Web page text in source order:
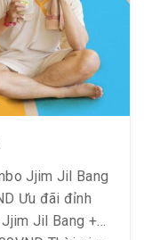
Jjim Jil Bang
Ưu đãi đỉnh
Jil Bang +